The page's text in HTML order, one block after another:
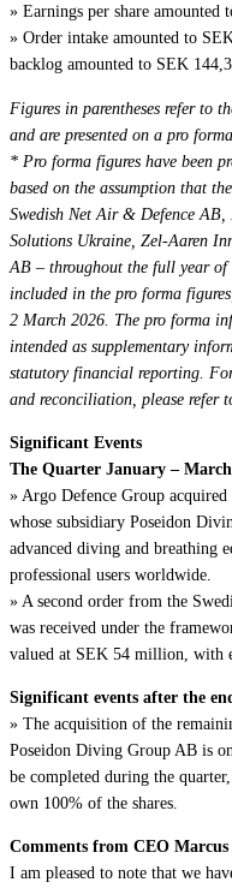
» Earnings per share
» Order intake amounted to
backlog amounted to SEK
Figures in parentheses refer to
and are presented on a pro
* Pro forma figures have been
based on the assumption that
Swedish Net Air & Defence
Solutions Ukraine, Zel-Aaren
AB – throughout the full year
included in the pro forma
2 March 2026. The pro forma
intended as supplementary
statutory financial reporting.
and reconciliation, please refer
Significant Events
The Quarter January –
» Argo Defence Group
whose subsidiary Poseidon
advanced diving and breathing
professional users worldwide.
» A second order from the
was received under the
valued at SEK 54 million, with
Significant events after the
» The acquisition of the
Poseidon Diving Group AB is
be completed during the
own 100% of the shares.
Comments from CEO Marcus
I am pleased to note that we